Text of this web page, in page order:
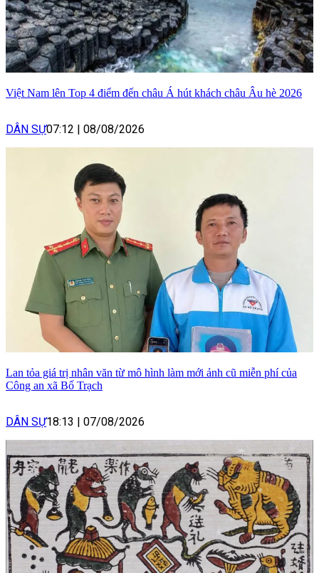
Việt Nam lên Top 4 điểm đến châu Á hút khách châu Âu hè 2026
DÂN SỰ07:12 08/08/2026
Lan tỏa giá trị nhân văn từ mô hình làm mới ảnh cũ miễn phí của
Công an xã Bố Trạch
DÂN SỰ18:13 07/08/2026